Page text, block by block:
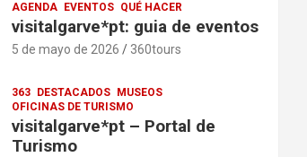
AGENDA EVENTOS QUÉ HACER
visitalgarve*pt: guia de eventos
5 de mayo de 2026 360tours
363 DESTACADOS
MUSEOS
OFICINAS DE TURISMO
visitalgarve*pt – Portal de
Turismo